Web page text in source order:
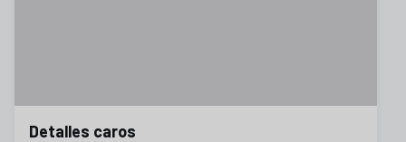
Detalles caros